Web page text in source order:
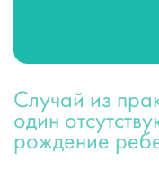
Случай из
один
рождение